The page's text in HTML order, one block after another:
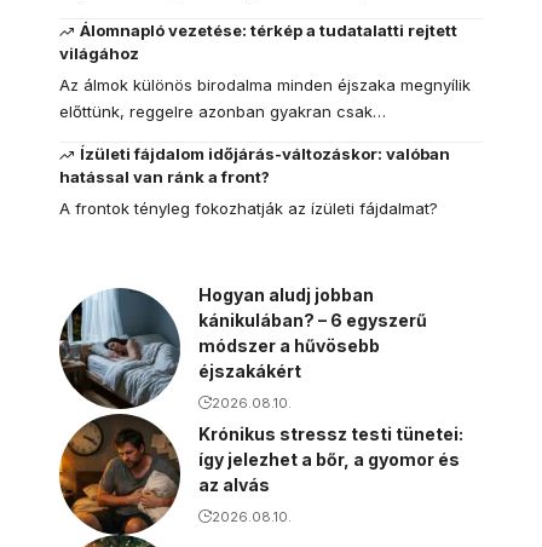
Álomnapló vezetése: térkép a tudatalatti rejtett
világához
Az álmok különös birodalma minden éjszaka megnyílik
előttünk, reggelre azonban gyakran csak…
Ízületi fájdalom időjárás-változáskor: valóban
hatással van ránk a front?
A frontok tényleg fokozhatják az ízületi fájdalmat?
Hogyan aludj jobban
kánikulában? – 6 egyszerű
módszer a hűvösebb
éjszakákért
2026.08.10.
Krónikus stressz testi tünetei:
így jelezhet a bőr, a gyomor és
az alvás
2026.08.10.